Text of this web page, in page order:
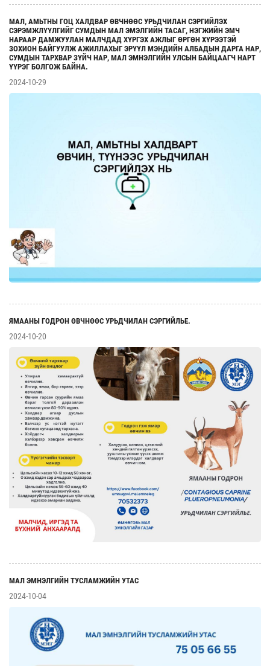
МАЛ, АМЬТНЫ ГОЦ ХАЛДВАР ӨВЧНӨӨС УРЬДЧИЛАН СЭРГИЙЛЭХ
СЭРЭМЖЛҮҮЛГИЙГ СУМДЫН МАЛ ЭМЭЛГИЙН ТАСАГ, НЭГЖИЙН ЭМЧ
НАРААР ДАМЖУУЛАН МАЛЧДАД ХҮРГЭХ АЖЛЫГ ӨРГӨН ХҮРЭЭТЭЙ
ЗОХИОН БАЙГУУЛЖ АЖИЛЛАХЫГ ЭРҮҮЛ МЭНДИЙН АЛБАДЫН ДАРГА НАР,
СУМДЫН ТАРХВАР ЗҮЙЧ НАР, МАЛ ЭМНЭЛГИЙН УЛСЫН БАЙЦААГЧ НАРТ
ҮҮРЭГ БОЛГОЖ БАЙНА.
2024-10-29
ЯМААНЫ ГОДРОН ӨВЧНӨӨС УРЬДЧИЛАН СЭРГИЙЛЬЕ.
2024-10-20
МАЛ ЭМНЭЛГИЙН ТУСЛАМЖИЙН УТАС
2024-10-04